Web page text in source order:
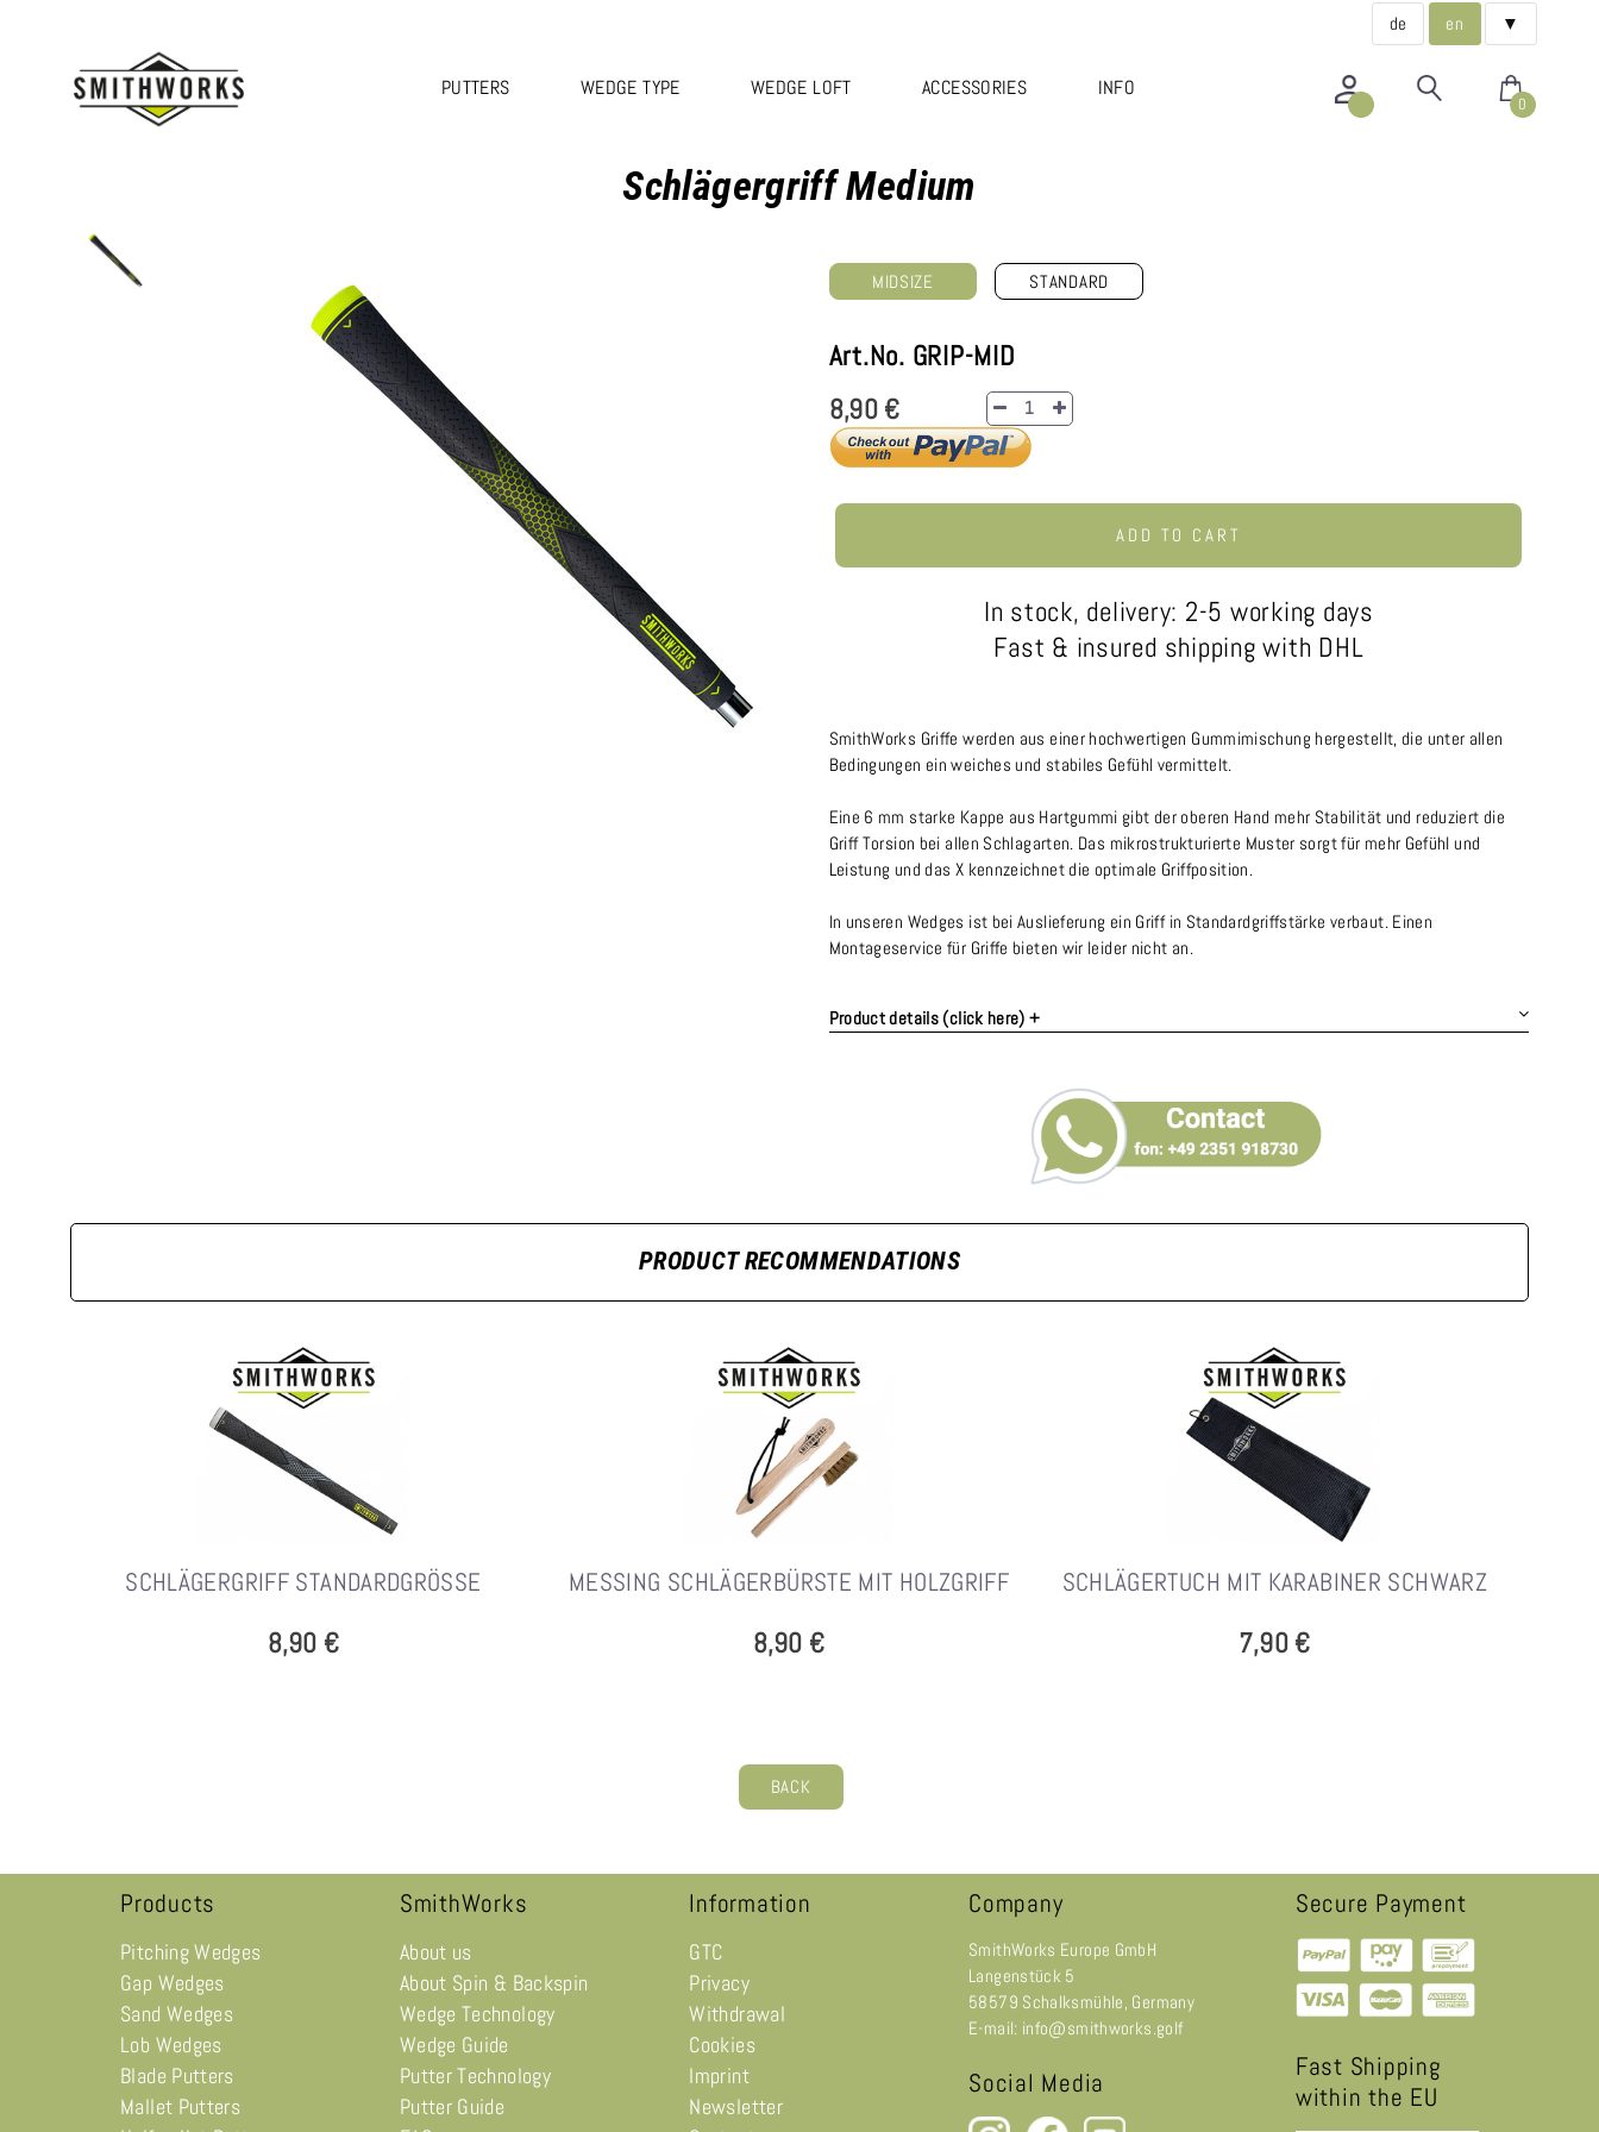
de en ▼
PUTTERS WEDGE TYPE WEDGE LOFT ACCESSORIES INFO
0
Schlägergriff Medium
MIDSIZE STANDARD
Art.No. GRIP-MID
8,90 €
ADD TO CART
In stock, delivery: 2-5 working days
Fast & insured shipping with DHL
SmithWorks Griffe werden aus einer hochwertigen Gummimischung hergestellt, die unter allen
Bedingungen ein weiches und stabiles Gefühl vermittelt.
Eine 6 mm starke Kappe aus Hartgummi gibt der oberen Hand mehr Stabilität und reduziert die
Griff Torsion bei allen Schlagarten. Das mikrostrukturierte Muster sorgt für mehr Gefühl und
Leistung und das X kennzeichnet die optimale Griffposition.
In unseren Wedges ist bei Auslieferung ein Griff in Standardgriffstärke verbaut. Einen
Montageservice für Griffe bieten wir leider nicht an.
Product details (click here) +
PRODUCT RECOMMENDATIONS
SCHLÄGERGRIFF STANDARDGRÖSSE
8,90 €
MESSING SCHLÄGERBÜRSTE MIT HOLZGRIFF
8,90 €
SCHLÄGERTUCH MIT KARABINER SCHWARZ
7,90 €
BACK
Products
Pitching Wedges
Gap Wedges
Sand Wedges
Lob Wedges
Blade Putters
Mallet Putters
SmithWorks
About us
About Spin & Backspin
Wedge Technology
Wedge Guide
Putter Technology
Putter Guide
Information
GTC
Privacy
Withdrawal
Cookies
Imprint
Newsletter
Company
SmithWorks Europe GmbH
Langenstück 5
58579 Schalksmühle, Germany
E-mail: info@smithworks.golf
Social Media
Secure Payment
Fast Shipping
within the EU